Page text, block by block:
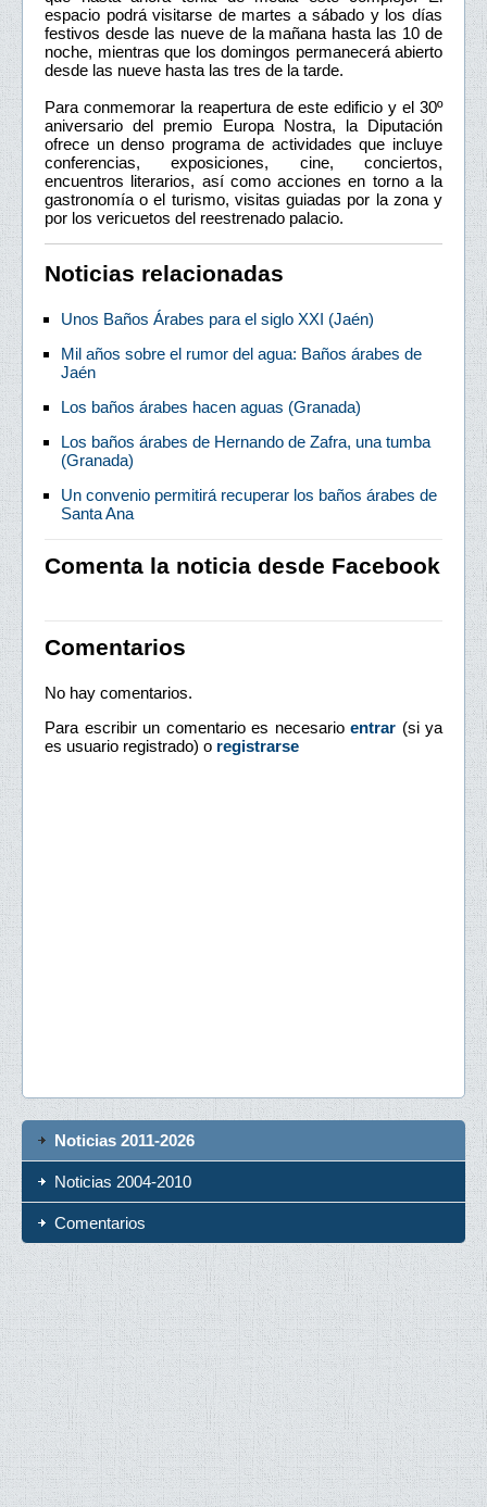
espacio podrá visitarse de martes a sábado y los días
festivos desde las nueve de la mañana hasta las 10 de
noche, mientras que los domingos permanecerá abierto
desde las nueve hasta las tres de la tarde.
Para conmemorar la reapertura de este edificio y el 30º
aniversario del premio Europa Nostra, la Diputación
ofrece un denso programa de actividades que incluye
conferencias, exposiciones, cine, conciertos,
encuentros literarios, así como acciones en torno a la
gastronomía o el turismo, visitas guiadas por la zona y
por los vericuetos del reestrenado palacio.
Noticias relacionadas
Unos Baños Árabes para el siglo XXI (Jaén)
Mil años sobre el rumor del agua: Baños árabes de
Jaén
Los baños árabes hacen aguas (Granada)
Los baños árabes de Hernando de Zafra, una tumba
(Granada)
Un convenio permitirá recuperar los baños árabes de
Santa Ana
Comenta la noticia desde Facebook
Comentarios
No hay comentarios.
Para escribir un comentario es necesario entrar (si ya
es usuario registrado) o registrarse
Noticias 2011-2026
Noticias 2004-2010
Comentarios